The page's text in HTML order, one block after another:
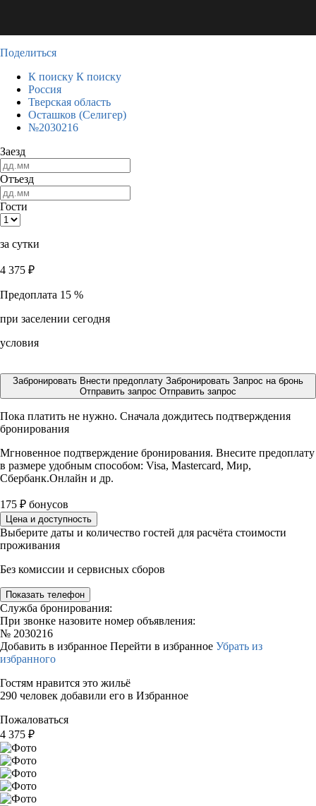
Поделиться
К поиску К поиску
Россия
Тверская область
Осташков (Селигер)
№2030216
Заезд
Отъезд
Гости
за сутки
4 375 ₽
Предоплата 15 %
при заселении сегодня
условия
Забронировать Внести предоплату Забронировать Запрос на бронь
Отправить запрос Отправить запрос
Пока платить не нужно. Сначала дождитесь подтверждения
бронирования
Мгновенное подтверждение бронирования. Внесите предоплату
в размере удобным способом: Visa, Mastercard, Мир,
Сбербанк.Онлайн и др.
175 ₽ бонусов
Цена и доступность
Выберите даты и количество гостей для расчёта стоимости
проживания
Без комиссии и сервисных сборов
Показать телефон
Служба бронирования:
При звонке назовите номер объявления:
№ 2030216
Добавить в избранное Перейти в избранное Убрать из
избранного
Гостям нравится это жильё
290 человек добавили его в Избранное
Пожаловаться
4 375 ₽